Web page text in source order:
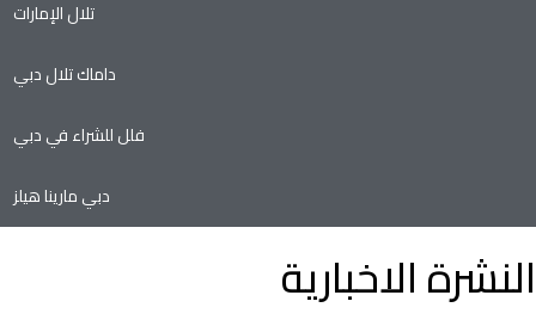
تلال الإمارات
داماك تلال دبي
فلل للشراء في دبي
دبي مارينا هيلز
النشرة الاخبارية